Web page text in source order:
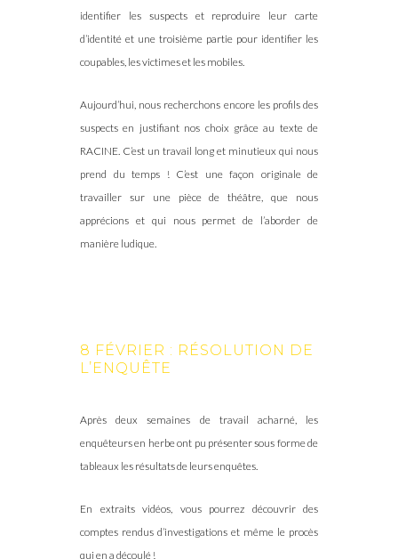
identifier les suspects et reproduire leur carte
d’identité et une troisième partie pour identifier les
coupables, les victimes et les mobiles.
Aujourd’hui, nous recherchons encore les profils des
suspects en justifiant nos choix grâce au texte de
RACINE. C’est un travail long et minutieux qui nous
prend du temps ! C’est une façon originale de
travailler sur une pièce de théâtre, que nous
apprécions et qui nous permet de l’aborder de
manière ludique.
8 FÉVRIER : RÉSOLUTION DE
L’ENQUÊTE
Après deux semaines de travail acharné, les
enquêteurs en herbe ont pu présenter sous forme de
tableaux les résultats de leurs enquêtes.
En extraits vidéos, vous pourrez découvrir des
comptes rendus d’investigations et même le procès
qui en a découlé !